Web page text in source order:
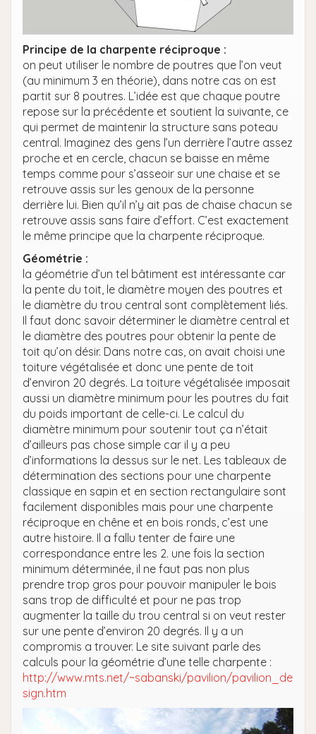
Principe de la charpente réciproque :
on peut utiliser le nombre de poutres que l’on veut
(au minimum 3 en théorie), dans notre cas on est
partit sur 8 poutres. L’idée est que chaque poutre
repose sur la précédente et soutient la suivante, ce
qui permet de maintenir la structure sans poteau
central. Imaginez des gens l’un derrière l’autre assez
proche et en cercle, chacun se baisse en même
temps comme pour s’asseoir sur une chaise et se
retrouve assis sur les genoux de la personne
derrière lui. Bien qu’il n’y ait pas de chaise chacun se
retrouve assis sans faire d’effort. C’est exactement
le même principe que la charpente réciproque.
Géométrie :
la géométrie d’un tel bâtiment est intéressante car
la pente du toit, le diamètre moyen des poutres et
le diamètre du trou central sont complètement liés.
Il faut donc savoir déterminer le diamètre central et
le diamètre des poutres pour obtenir la pente de
toit qu’on désir. Dans notre cas, on avait choisi une
toiture végétalisée et donc une pente de toit
d’environ 20 degrés. La toiture végétalisée imposait
aussi un diamètre minimum pour les poutres du fait
du poids important de celle-ci. Le calcul du
diamètre minimum pour soutenir tout ça n’était
d’ailleurs pas chose simple car il y a peu
d’informations la dessus sur le net. Les tableaux de
détermination des sections pour une charpente
classique en sapin et en section rectangulaire sont
facilement disponibles mais pour une charpente
réciproque en chêne et en bois ronds, c’est une
autre histoire. Il a fallu tenter de faire une
correspondance entre les 2. une fois la section
minimum déterminée, il ne faut pas non plus
prendre trop gros pour pouvoir manipuler le bois
sans trop de difficulté et pour ne pas trop
augmenter la taille du trou central si on veut rester
sur une pente d’environ 20 degrés. Il y a un
compromis a trouver. Le site suivant parle des
calculs pour la géométrie d’une telle charpente :
http://www.mts.net/~sabanski/pavilion/pavilion_de
sign.htm